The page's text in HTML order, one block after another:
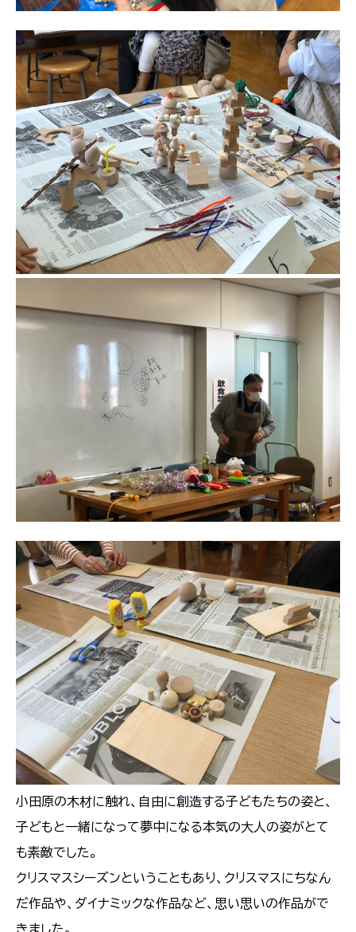
小田原の木材に触れ、自由に創造する子どもたちの姿と、
子どもと一緒になって夢中になる本気の大人の姿がとて
も素敵でした。
クリスマスシーズンということもあり、クリスマスにちなん
だ作品や、ダイナミックな作品など、思い思いの作品がで
きました。